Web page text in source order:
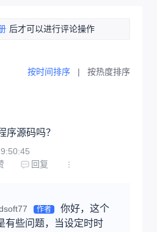
后才可以进行评论操作
按时间排序 | 按热度排序
序源码吗？
回复
作者
你好，这个
有些问题，当设定时时